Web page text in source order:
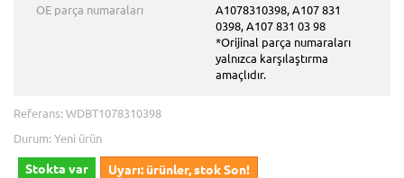
OE parça numaraları
A1078310398, A107 831
0398, A107 831 03 98
*Orijinal parça numaraları
yalnızca karşılaştırma
amaçlıdır.
Referans: WDBT1078310398
Durum: Yeni ürün
Stokta var Uyarı: ürünler, stok Son!